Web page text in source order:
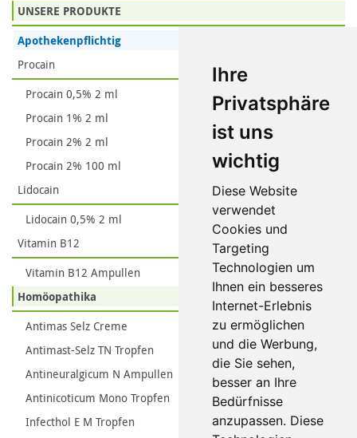
Ihre
Privatsphäre
ist uns
wichtig
Diese Website
verwendet
Cookies und
Targeting
Technologien um
Ihnen ein besseres
Internet-Erlebnis
zu ermöglichen
und die Werbung,
die Sie sehen,
besser an Ihre
Bedürfnisse
anzupassen. Diese
UNSERE PRODUKTE
Apothekenpflichtig
Procain
Procain 0,5% 2 ml
Procain 1% 2 ml
Procain 2% 2 ml
Procain 2% 100 ml
Lidocain
Lidocain 0,5% 2 ml
Vitamin B12
Vitamin B12 Ampullen
Homöopathika
Antimas Selz Creme
Antimast-Selz TN Tropfen
Antineuralgicum N Ampullen
Antinicoticum Mono Tropfen
Infecthol E M Tropfen